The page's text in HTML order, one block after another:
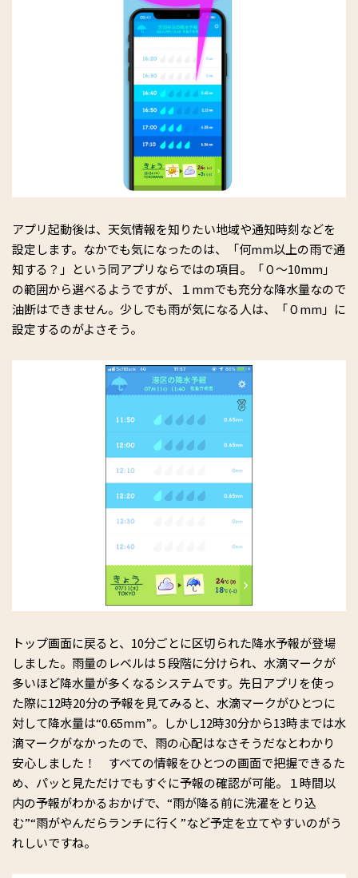
アプリ起動後は、天気情報を知りたい地域や通知時刻などを
設定します。なかでも気になったのは、「何mm以上の雨で通
知する？」という同アプリならではの項目。「０～10mm」
の範囲から選べるようですが、１mmでも充分な降水量なので
油断はできません。少しでも雨が気になる人は、「０mm」に
設定するのがよさそう。
トップ画面に戻ると、10分ごとに区切られた降水予報が登場
しました。雨量のレベルは５段階に分けられ、水滴マークが
多いほど降水量が多くなるシステムです。先日アプリを使っ
た際に12時20分の予報を見てみると、水滴マークがひとつに
対して降水量は“0.65mm”。しかし12時30分から13時までは水
滴マークがなかったので、雨の心配はなさそうだなとわかり
安心しました！ すべての情報をひとつの画面で把握できるた
め、パッと見ただけでもすぐに予報の確認が可能。１時間以
内の予報がわかるおかげで、“雨が降る前に洗濯をとり込
む”“雨がやんだらランチに行く”など予定を立てやすいのがう
れしいですね。